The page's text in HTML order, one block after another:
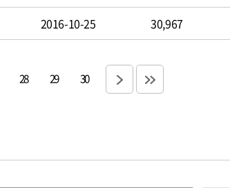
2016-10-25 30,967
28 29 30